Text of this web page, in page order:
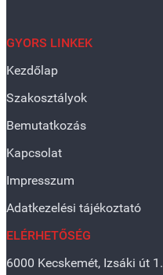
GYORS LINKEK
Kezdőlap
Szakosztályok
Bemutatkozás
Kapcsolat
Impresszum
Adatkezelési tájékoztató
ELÉRHETŐSÉG
6000 Kecskemét, Izsáki út 1.